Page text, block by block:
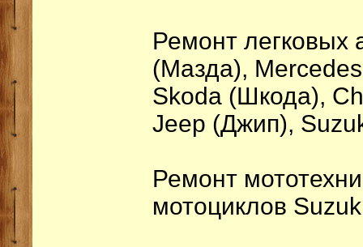
Ремонт легковых
(Мазда),
Skoda (Шкода),
Jeep (Джип),
Ремонт
мотоциклов